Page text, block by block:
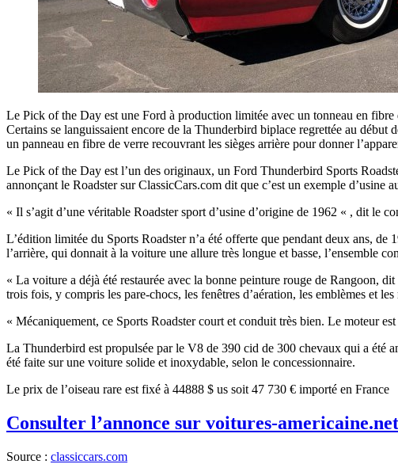
Le Pick of the Day est une Ford à production limitée avec un tonneau en fibre
Certains se languissaient encore de la Thunderbird biplace regrettée au
un panneau en fibre de verre recouvrant les sièges arrière pour donner
Le Pick of the Day est l’un des originaux, un Ford Thunderbird Sports
annonçant le Roadster sur ClassicCars.com dit que c’est un exemple
« Il s’agit d’une véritable Roadster sport d’usine d’origine de 1962 « , dit le
L’édition limitée du Sports Roadster n’a été offerte que pendant deux ans,
l’arrière, qui donnait à la voiture une allure très longue et basse, l’ensemble
« La voiture a déjà été restaurée avec la bonne peinture rouge de Rangoon,
trois fois, y compris les pare-chocs, les fenêtres d’aération, les emblèmes et
« Mécaniquement, ce Sports Roadster court et conduit très bien. Le moteur
La Thunderbird est propulsée par le V8 de 390 cid de 300 chevaux qui a été
été faite sur une voiture solide et inoxydable, selon le concessionnaire.
Le prix de l’oiseau rare est fixé à 44888 $ us soit 47 730 € importé en France
Consulter l’annonce sur voitures-americaine.net
Source : classiccars.com